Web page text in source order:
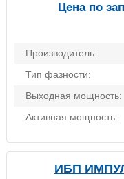
Производитель:
Тип фазности:
Выходная мощность:
Активная мощность:
Цена по
ИБП